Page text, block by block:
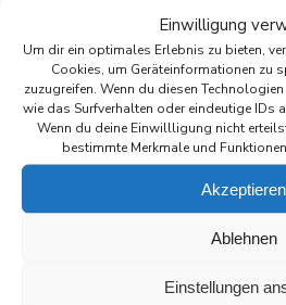
Einwilligung
Um dir ein optimales Erlebnis zu bieten,
Cookies, um Geräteinformationen zu
zuzugreifen. Wenn du diesen
wie das Surfverhalten oder eindeutige IDs
Wenn du deine Einwillligung nicht
bestimmte Merkmale und
Akzeptieren
Ablehnen
Einstellungen
Diese Veranstaltung hat bereits
Bürgermeister-
März 16 @ 18:00-19:00
Zum Kalender hinzufügen